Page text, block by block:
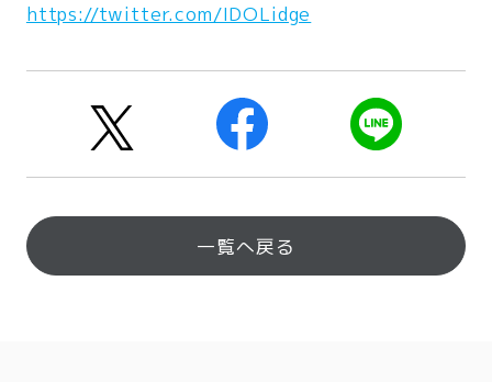
https://twitter.com/IDOLidge
一覧へ戻る